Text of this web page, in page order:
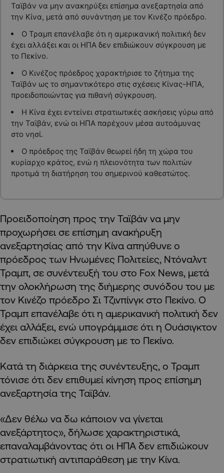
Ταϊβάν να μην ανακηρύξει επίσημα ανεξαρτησία από
την Κίνα, μετά από συνάντηση με τον Κινέζο πρόεδρο.
Ο Τραμπ επανέλαβε ότι η αμερικανική πολιτική δεν
έχει αλλάξει και οι ΗΠΑ δεν επιδιώκουν σύγκρουση με
το Πεκίνο.
Ο Κινέζος πρόεδρος χαρακτήρισε το ζήτημα της
Ταϊβάν ως το σημαντικότερο στις σχέσεις Κίνας-ΗΠΑ,
προειδοποιώντας για πιθανή σύγκρουση.
Η Κίνα έχει εντείνει στρατιωτικές ασκήσεις γύρω από
την Ταϊβάν, ενώ οι ΗΠΑ παρέχουν μέσα αυτοάμυνας
στο νησί.
Ο πρόεδρος της Ταϊβάν θεωρεί ήδη τη χώρα του
κυρίαρχο κράτος, ενώ η πλειονότητα των πολιτών
προτιμά τη διατήρηση του σημερινού καθεστώτος.
Προειδοποίηση προς την Ταϊβάν να μην
προχωρήσει σε επίσημη ανακήρυξη
ανεξαρτησίας από την Κίνα απηύθυνε ο
πρόεδρος των Ηνωμένες Πολιτείες, Ντόναλντ
Τραμπ, σε συνέντευξή του στο Fox News, μετά
την ολοκλήρωση της διήμερης συνόδου του με
τον Κινέζο πρόεδρο Σι Τζινπίνγκ στο Πεκίνο. Ο
Τραμπ επανέλαβε ότι η αμερικανική πολιτική δεν
έχει αλλάξει, ενώ υπογράμμισε ότι η Ουάσιγκτον
δεν επιδιώκει σύγκρουση με το Πεκίνο.
Κατά τη διάρκεια της συνέντευξης, ο Τραμπ
τόνισε ότι δεν επιθυμεί κίνηση προς επίσημη
ανεξαρτησία της Ταϊβάν.
«Δεν θέλω να δω κάποιον να γίνεται
ανεξάρτητος», δήλωσε χαρακτηριστικά,
επαναλαμβάνοντας ότι οι ΗΠΑ δεν επιδιώκουν
στρατιωτική αντιπαράθεση με την Κίνα.